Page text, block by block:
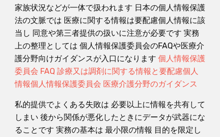
家族状況などが一体で扱われます 日本の個人情報保護
法の文脈では 医療に関する情報は要配慮個人情報に該
当し 同意や第三者提供の扱いに注意が必要です 実務
上の整理としては 個人情報保護委員会のFAQや医療介
護分野向けガイダンスが入口になります 個人情報保護
委員会 FAQ 診療又は調剤に関する情報と要配慮個人
情報個人情報保護委員会 医療介護分野のガイダンス
私的提供でよくある失敗は 必要以上に情報を共有して
しまい 後から関係が悪化したときにデータが武器にな
ることです 実務の基本は 最小限の情報 目的を限定し